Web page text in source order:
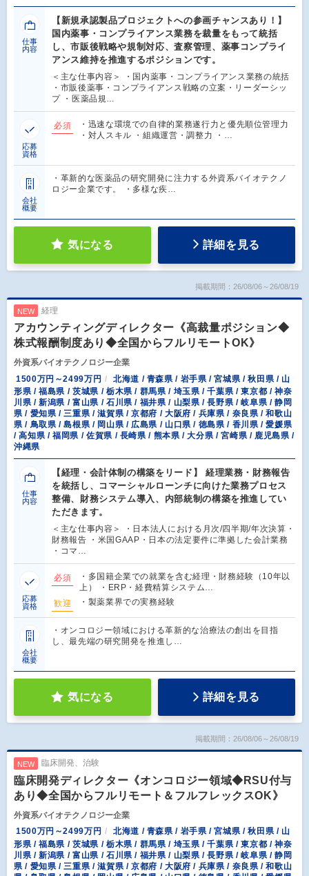
仕事
内容
【新規承認製品プロジェクトへの参画チャンスあり！】
国内薬事・コンプライアンス業務を裁量をもって統括
し、市販後戦略や規制対応、査察管理、薬事コンプライ
アンス維持を推進するポジションです。
＜主な仕事内容＞ ・国内薬事・コンプライアンス業務の統括
・市販後薬事・コンプライアンス戦略の立案・リーダーシッ
プ ・医薬品規…
応募
資格
必須
・迅速な環境での自律的業務遂行力と優先順位管理力
・対人スキル ・組織運営・調整力 ・…
会社
概要
・革新的な医薬品の研究開発に注力する外資系バイオテクノ
ロジー企業です。 ・多様な疾…
気になる 詳細を見る
掲載期間：26/08/06～26/08/19
NEW 経理
アカウンティングディレクター《高裁量ポジション◆
株式報酬制度あり◆全国からフルリモートOK》
外資系バイオテクノロジー企業
1500万円～2499万円
北海道 / 青森県 / 岩手県 / 宮城県 / 秋田県 / 山
形県 / 福島県 / 茨城県 / 栃木県 / 群馬県 / 埼玉県 / 千葉県 / 東京都 / 神奈
川県 / 新潟県 / 富山県 / 石川県 / 福井県 / 山梨県 / 長野県 / 岐阜県 / 静岡
県 / 愛知県 / 三重県 / 滋賀県 / 京都府 / 大阪府 / 兵庫県 / 奈良県 / 和歌山
県 / 鳥取県 / 島根県 / 岡山県 / 広島県 / 山口県 / 徳島県 / 香川県 / 愛媛県
/ 高知県 / 福岡県 / 佐賀県 / 長崎県 / 熊本県 / 大分県 / 宮崎県 / 鹿児島県 /
沖縄県
仕事
内容
【経理・会計体制の構築をリード】 経理業務・財務報告
を統括し、コマーシャルローンチに向けた業務プロセス
整備、財務システム導入、内部統制の構築を推進してい
ただきます。
＜主な仕事内容＞ ・日本法人における月次/四半期/年次決算・
財務報告 ・米国GAAP・日本の法定要件に準拠した会計業務
・コマ…
応募
資格
必須
・多国籍企業での就業を含む経理・財務経験（10年以
上） ・ERP・経費精算システム…
歓迎
・製薬業界での実務経験
会社
概要
・オンコロジー領域における革新的な治療法の創出を目指
し、最先端の研究開発を推進し…
気になる 詳細を見る
掲載期間：26/08/06～26/08/19
NEW 臨床開発、治験
臨床開発ディレクター《オンコロジー領域◆RSU付与
あり◆全国からフルリモート＆フルフレックスOK》
外資系バイオテクノロジー企業
1500万円～2499万円
北海道 / 青森県 / 岩手県 / 宮城県 / 秋田県 / 山
形県 / 福島県 / 茨城県 / 栃木県 / 群馬県 / 埼玉県 / 千葉県 / 東京都 / 神奈
川県 / 新潟県 / 富山県 / 石川県 / 福井県 / 山梨県 / 長野県 / 岐阜県 / 静岡
県 / 愛知県 / 三重県 / 滋賀県 / 京都府 / 大阪府 / 兵庫県 / 奈良県 / 和歌山